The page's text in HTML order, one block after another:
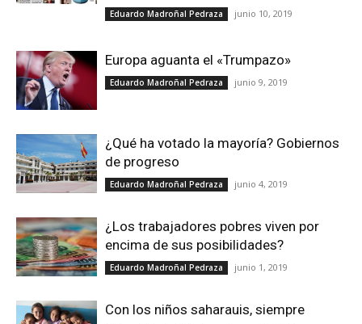
Eduardo Madroñal Pedraza junio 10, 2019
Europa aguanta el «Trumpazo»
Eduardo Madroñal Pedraza junio 9, 2019
¿Qué ha votado la mayoría? Gobiernos
de progreso
Eduardo Madroñal Pedraza junio 4, 2019
¿Los trabajadores pobres viven por
encima de sus posibilidades?
Eduardo Madroñal Pedraza junio 1, 2019
Con los niños saharauis, siempre